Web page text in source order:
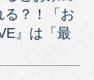
る？！「お
』は「最